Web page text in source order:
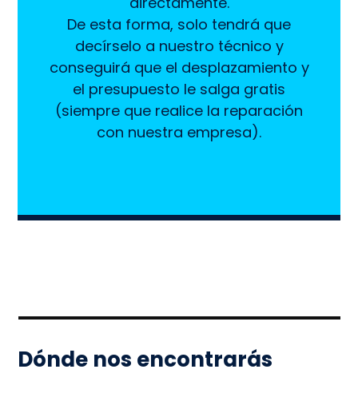
De esta forma, solo tendrá que
decírselo a nuestro técnico y
conseguirá que el desplazamiento y
el presupuesto le salga gratis
(siempre que realice la reparación
con nuestra empresa).
Dónde nos encontrarás